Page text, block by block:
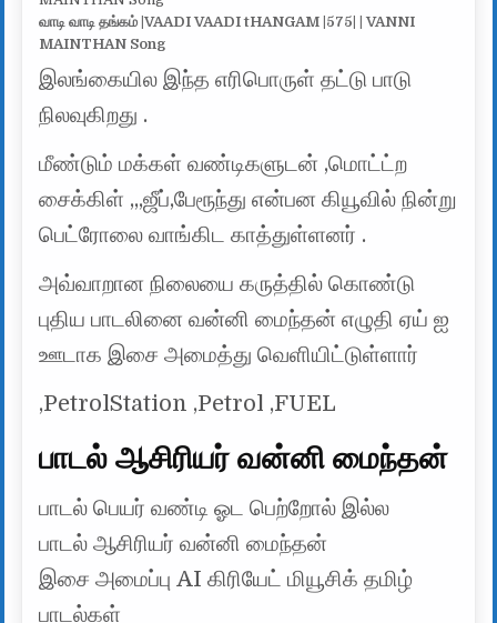
வாடி வாடி தங்கம் |VAADI VAADI tHANGAM |575| | VANNI
MAINTHAN Song
இலங்கையில இந்த எரிபொருள் தட்டு பாடு
நிலவுகிறது .
மீண்டும் மக்கள் வண்டிகளுடன் ,மொட்ட்ற
சைக்கிள் ,,,ஜீப்,பேரூந்து என்பன கியூவில் நின்று
பெட்ரோலை வாங்கிட காத்துள்ளனர் .
அவ்வாறான நிலையை கருத்தில் கொண்டு
புதிய பாடலினை வன்னி மைந்தன் எழுதி ஏய் ஐ
ஊடாக இசை அமைத்து வெளியிட்டுள்ளார்
,PetrolStation ,Petrol ,FUEL
பாடல் ஆசிரியர் வன்னி மைந்தன்
பாடல் பெயர் வண்டி ஓட பெற்றோல் இல்ல
பாடல் ஆசிரியர் வன்னி மைந்தன்
இசை அமைப்பு AI கிரியேட் மியூசிக் தமிழ்
பாடல்கள்